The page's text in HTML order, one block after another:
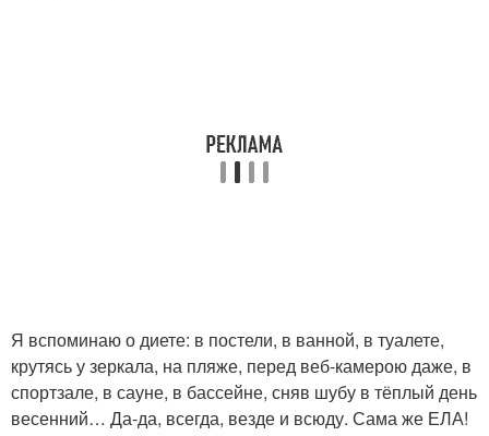
Я вспоминаю о диете: в постели, в ванной, в туалете,
крутясь у зеркала, на пляже, перед веб-камерою даже, в
спортзале, в сауне, в бассейне, сняв шубу в тёплый день
весенний… Да-да, всегда, везде и всюду. Сама же ЕЛА!